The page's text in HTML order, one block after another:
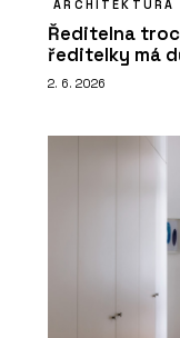
ARCHITEKTURA
Ředitelna
ředitelky má
2. 6. 2026